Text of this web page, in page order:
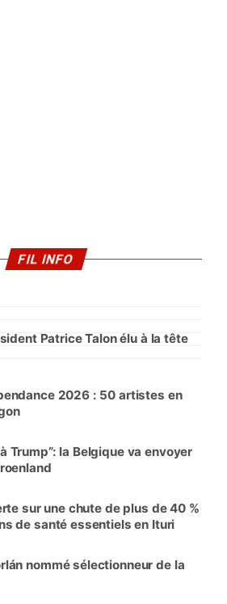
FIL INFO
Patrice Talon élu à la tête
2026 : 50 artistes en
Trump”: la Belgique va envoyer
sur une chute de plus de 40 %
de santé essentiels en Ituri
nommé sélectionneur de la